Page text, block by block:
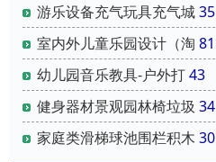
游乐设备充气玩具充气城35
室内外儿童乐园设计（淘 81
幼儿园音乐教具-户外打43
健身器材景观园林椅垃圾 34
家庭类滑梯球池围栏积木 30